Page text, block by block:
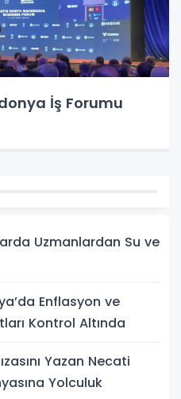
İş Forumu
Uzmanlardan Su ve
Enflasyon ve
Kontrol Altında
Yazan Necati
Yolculuk